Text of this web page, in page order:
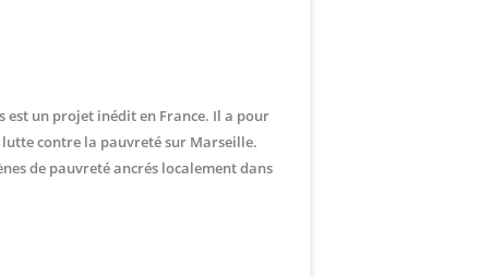
est un projet inédit en France. Il a pour
lutte contre la pauvreté sur Marseille.
de pauvreté ancrés localement dans